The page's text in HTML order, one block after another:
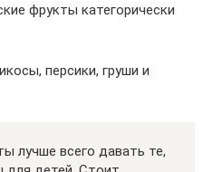
фрукты категорически
персики, груши и
лучше всего давать те,